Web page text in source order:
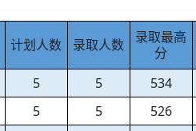
计划人数 录取人数
录取最高
分
5 5 534
5 5 526